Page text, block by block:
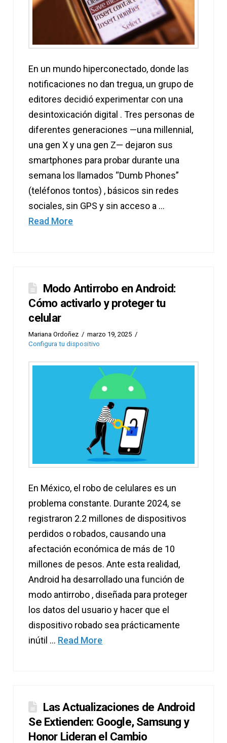
En un mundo hiperconectado, donde las
notificaciones no dan tregua, un grupo de
editores decidió experimentar con una
desintoxicación digital . Tres personas de
diferentes generaciones —una millennial,
una gen X y una gen Z— dejaron sus
smartphones para probar durante una
semana los llamados “Dumb Phones”
(teléfonos tontos) , básicos sin redes
sociales, sin GPS y sin acceso a …
Read More
Modo Antirrobo en Android:
Cómo activarlo y proteger tu
celular
Mariana Ordoñez
marzo 19, 2025
Configura tu dispositivo
En México, el robo de celulares es un
problema constante. Durante 2024, se
registraron 2.2 millones de dispositivos
perdidos o robados, causando una
afectación económica de más de 10
millones de pesos. Ante esta realidad,
Android ha desarrollado una función de
modo antirrobo , diseñada para proteger
los datos del usuario y hacer que el
dispositivo robado sea prácticamente
inútil … Read More
Las Actualizaciones de Android
Se Extienden: Google, Samsung y
Honor Lideran el Cambio